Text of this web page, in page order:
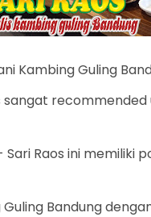
Kambing Guling
sangat
Sari Raos ini
Guling Bandung